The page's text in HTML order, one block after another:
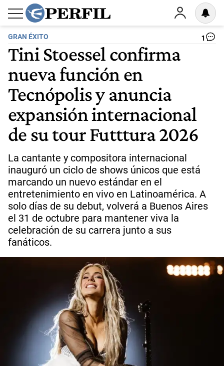
GRAN ÉXITO 1
Tini Stoessel confirma
nueva función en
Tecnópolis y anuncia
expansión internacional
de su tour Futttura 2026
La cantante y compositora internacional
inauguró un ciclo de shows únicos que está
marcando un nuevo estándar en el
entretenimiento en vivo en Latinoamérica. A
solo días de su debut, volverá a Buenos Aires
el 31 de octubre para mantener viva la
celebración de su carrera junto a sus
fanáticos.